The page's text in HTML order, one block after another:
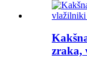
zraka,